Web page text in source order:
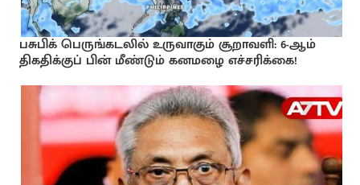
பசுபிக் பெருங்கடலில் உருவாகும் சூறாவளி: 6-ஆம்
திகதிக்குப் பின் மீண்டும் கனமழை எச்சரிக்கை!